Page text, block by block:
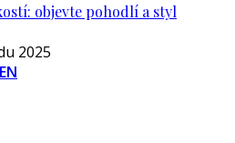
objevte pohodlí a styl
2025